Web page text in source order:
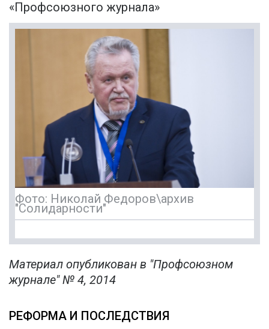
«Профсоюзного журнала»
Фото: Николай Федоров\архив
"Солидарности"
Материал опубликован в "Профсоюзном
журнале" № 4, 2014
РЕФОРМА И ПОСЛЕДСТВИЯ